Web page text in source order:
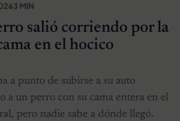
3 MIN
salió corriendo por la
en el hocico
a punto de subirse a su auto
a un perro con su cama entera en el
pero nadie sabe a dónde llegó.